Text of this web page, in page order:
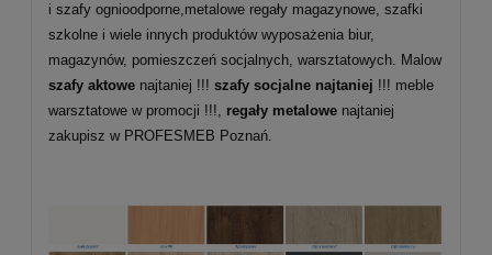
i szafy ognioodporne,metalowe regały magazynowe, szafki
szkolne i wiele innych produktów wyposażenia biur,
magazynów, pomieszczeń socjalnych, warsztatowych. Malow
szafy aktowe najtaniej !!! szafy socjalne najtaniej !!! meble
warsztatowe w promocji !!!, regały metalowe najtaniej
zakupisz w PROFESMEB Poznań.